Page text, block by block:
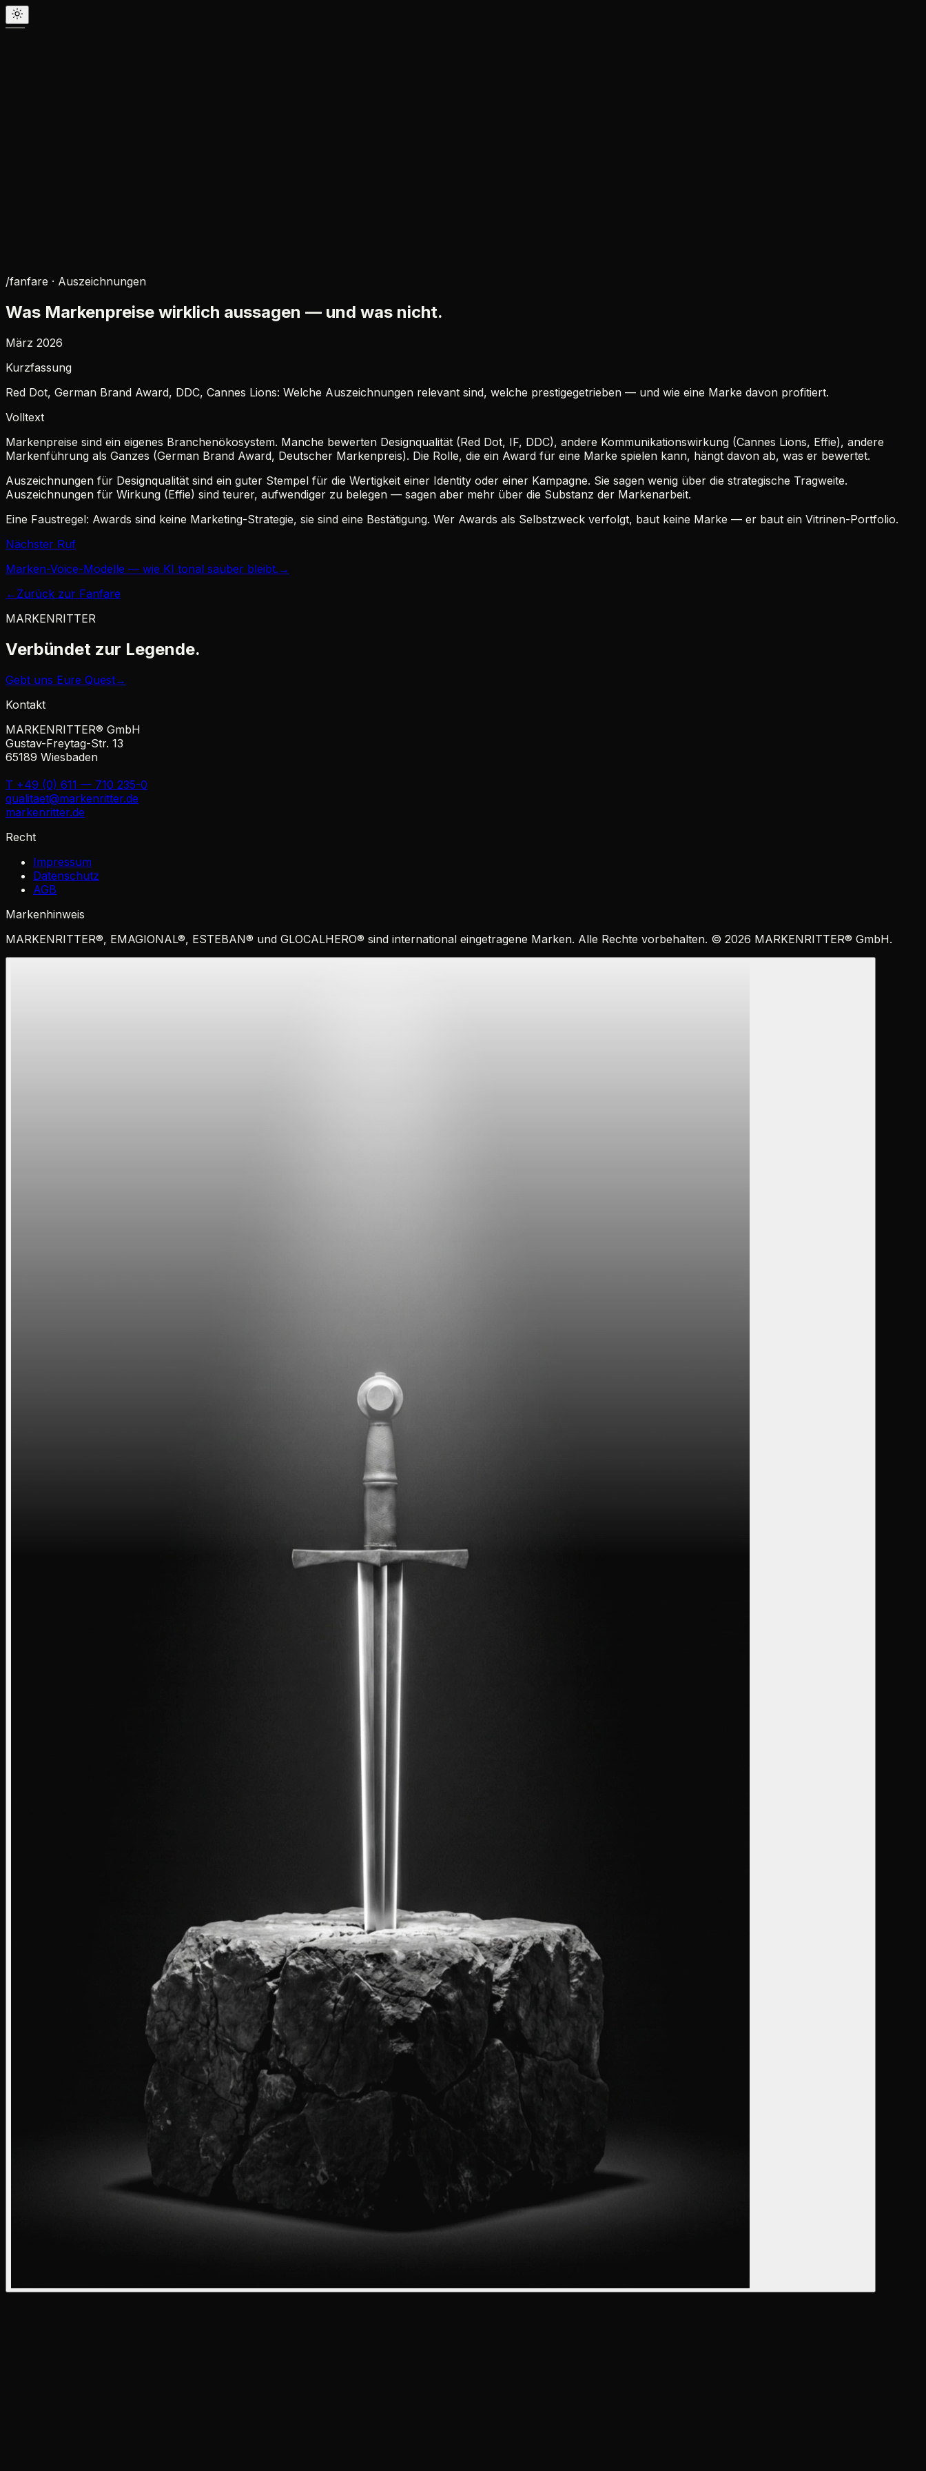
/fanfare · Auszeichnungen
Was Markenpreise wirklich aussagen — und was nicht.
März 2026
Kurzfassung
Red Dot, German Brand Award, DDC, Cannes Lions: Welche Auszeichnungen relevant sind, welche prestigegetrieben — und wie eine Marke davon profitiert.
Volltext
Markenpreise sind ein eigenes Branchenökosystem. Manche bewerten Designqualität (Red Dot, IF, DDC), andere Kommunikationswirkung (Cannes Lions, Effie), andere
Markenführung als Ganzes (German Brand Award, Deutscher Markenpreis). Die Rolle, die ein Award für eine Marke spielen kann, hängt davon ab, was er bewertet.
Auszeichnungen für Designqualität sind ein guter Stempel für die Wertigkeit einer Identity oder einer Kampagne. Sie sagen wenig über die strategische Tragweite.
Auszeichnungen für Wirkung (Effie) sind teurer, aufwendiger zu belegen — sagen aber mehr über die Substanz der Markenarbeit.
Eine Faustregel: Awards sind keine Marketing-Strategie, sie sind eine Bestätigung. Wer Awards als Selbstzweck verfolgt, baut keine Marke — er baut ein Vitrinen-Portfolio.
Nächster Ruf
Marken-Voice-Modelle — wie KI tonal sauber bleibt. →
← Zurück zur Fanfare
MARKENRITTER
Verbündet zur Legende.
Gebt uns Eure Quest→
Kontakt
MARKENRITTER® GmbH
Gustav-Freytag-Str. 13
65189 Wiesbaden
T +49 (0) 611 — 710 235-0
qualitaet@markenritter.de
markenritter.de
Recht
Impressum
Datenschutz
AGB
Markenhinweis
MARKENRITTER®, EMAGIONAL®, ESTEBAN® und GLOCALHERO® sind international eingetragene Marken. Alle Rechte vorbehalten. © 2026 MARKENRITTER® GmbH.